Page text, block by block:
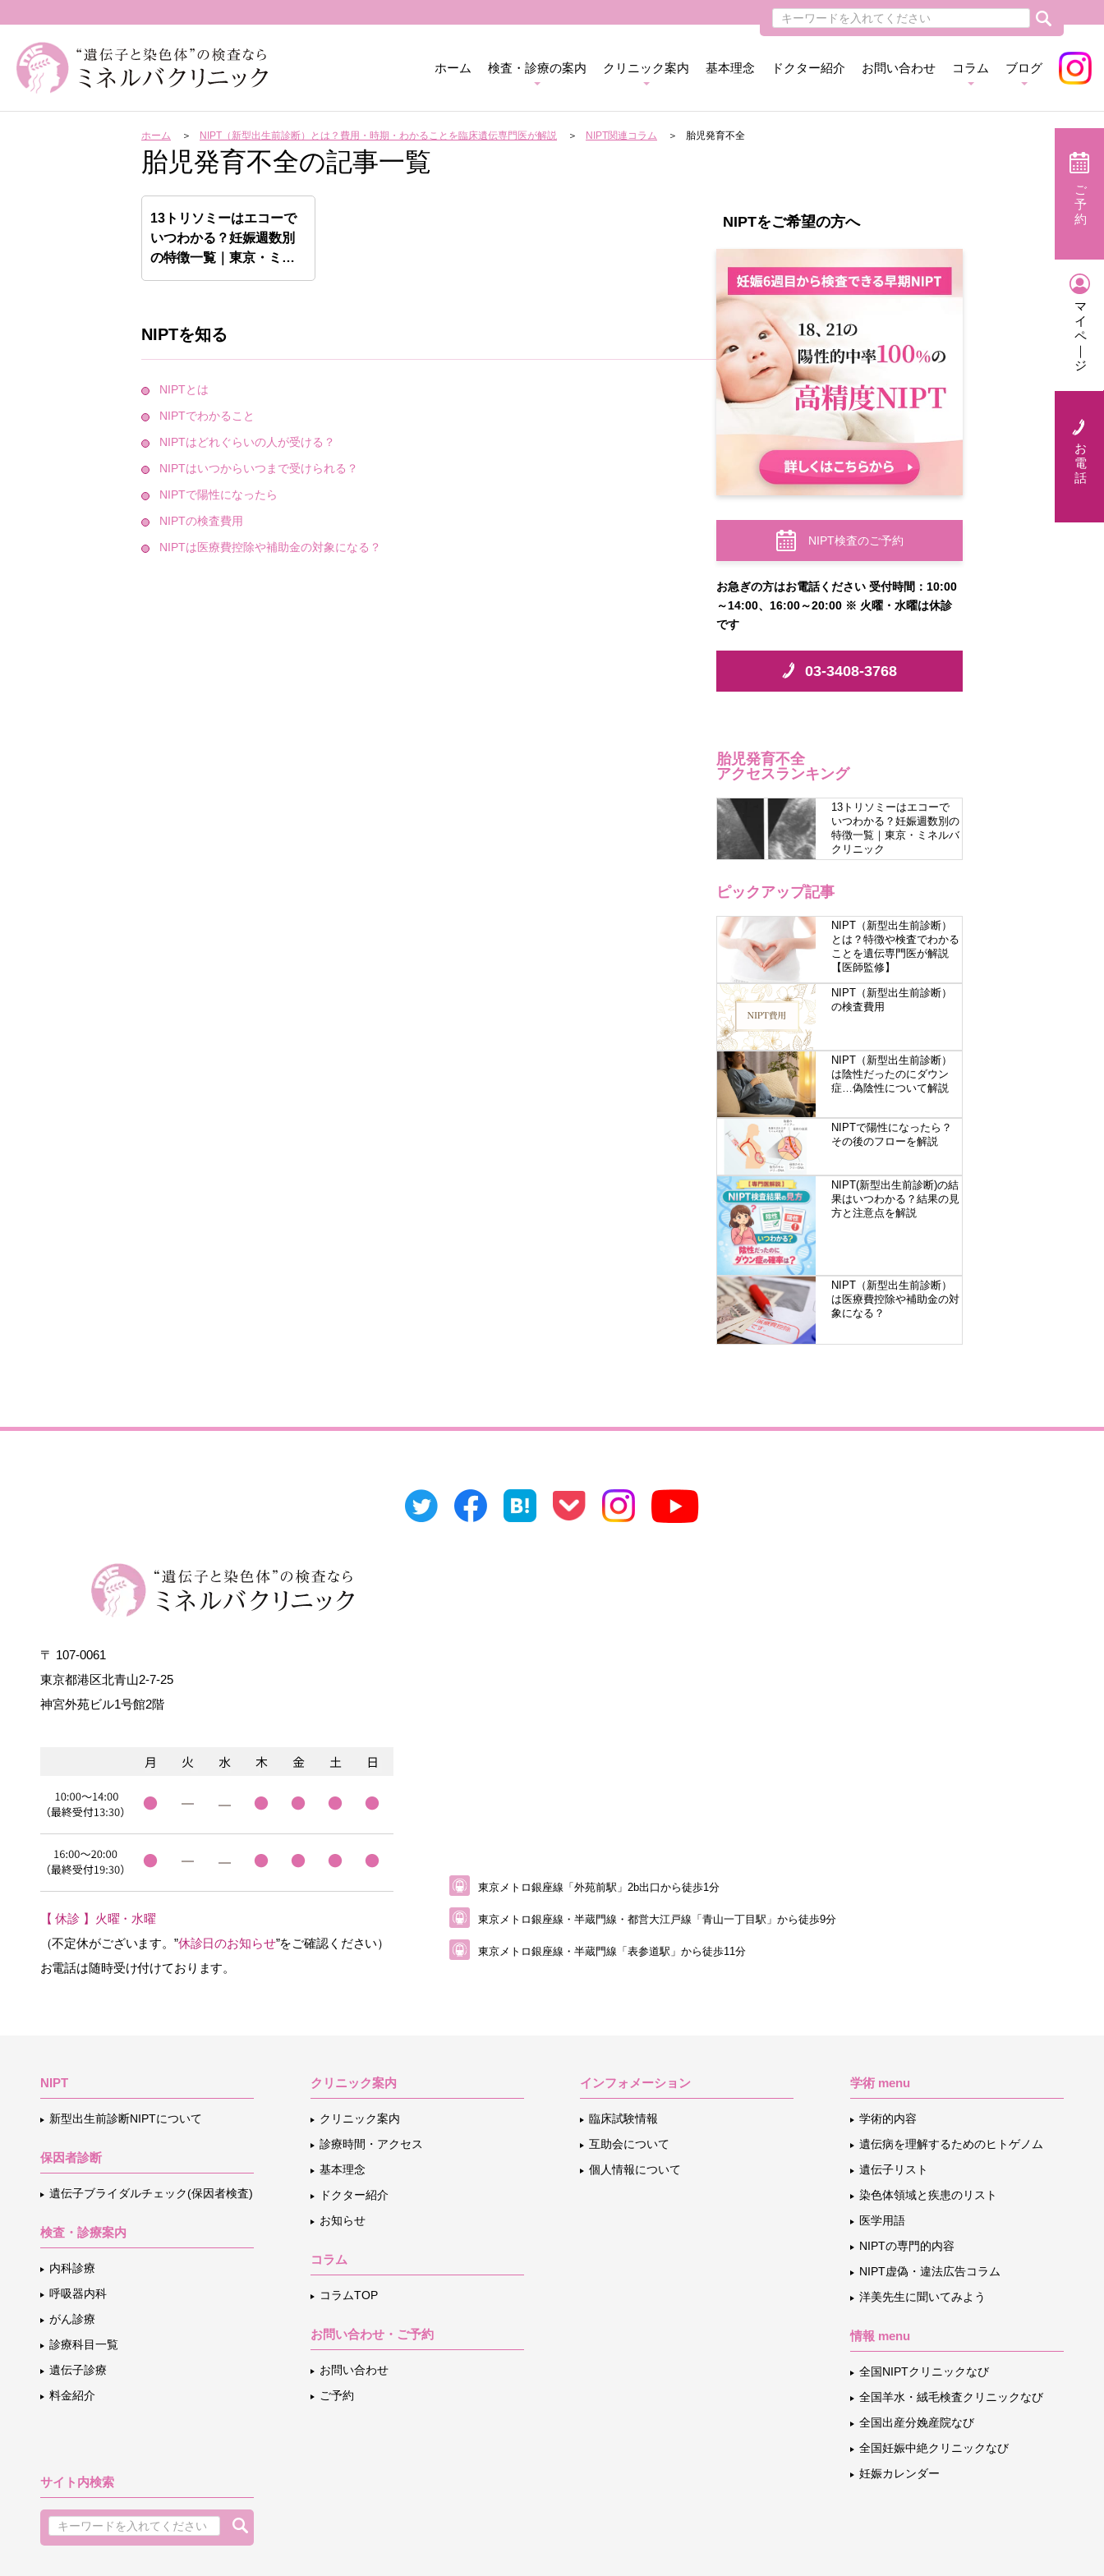
ホーム 検査・診療の案内 クリニック案内 基本理念 ドクター紹介 お問い合わせ コラム ブログ
ホーム NIPT（新型出生前診断）とは？費用・時期・わかることを臨床遺伝専門医が解説 NIPT関連コラム 胎児発育不全
胎児発育不全の記事一覧
13トリソミーはエコーで
いつわかる？妊娠週数別
の特徴一覧｜東京・ミネ
ル…
NIPTを知る
NIPTとは
NIPTでわかること
NIPTはどれぐらいの人が受ける？
NIPTはいつからいつまで受けられる？
NIPTで陽性になったら
NIPTの検査費用
NIPTは医療費控除や補助金の対象になる？
NIPTをご希望の方へ
NIPT検査のご予約
お急ぎの方はお電話ください 受付時間：10:00
～14:00、16:00～20:00 ※ 火曜・水曜は休診
です
03-3408-3768
胎児発育不全
アクセスランキング
13トリソミーはエコーで
いつわかる？妊娠週数別の
特徴一覧｜東京・ミネルバ
クリニック
ピックアップ記事
NIPT（新型出生前診断）
とは？特徴や検査でわかる
ことを遺伝専門医が解説
【医師監修】
NIPT（新型出生前診断）
の検査費用
NIPT（新型出生前診断）
は陰性だったのにダウン
症…偽陰性について解説
NIPTで陽性になったら？
その後のフローを解説
NIPT(新型出生前診断)の結
果はいつわかる？結果の見
方と注意点を解説
NIPT（新型出生前診断）
は医療費控除や補助金の対
象になる？
〒 107-0061
東京都港区北青山2-7-25
神宮外苑ビル1号館2階
【 休診 】火曜・水曜
（不定休がございます。”休診日のお知らせ”をご確認ください）
お電話は随時受け付けております。
東京メトロ銀座線「外苑前駅」2b出口から徒歩1分
東京メトロ銀座線・半蔵門線・都営大江戸線 「青山一丁目駅」から徒歩9分
東京メトロ銀座線・半蔵門線「表参道駅」から徒歩11分
NIPT
新型出生前診断NIPTについて
保因者診断
遺伝子ブライダルチェック(保因者検査)
検査・診療案内
内科診療
呼吸器内科
がん診療
診療科目一覧
遺伝子診療
料金紹介
サイト内検索
クリニック案内
クリニック案内
診療時間・アクセス
基本理念
ドクター紹介
お知らせ
コラム
コラムTOP
お問い合わせ・ご予約
お問い合わせ
ご予約
インフォメーション
臨床試験情報
互助会について
個人情報について
学術 menu
学術的内容
遺伝病を理解するためのヒトゲノム
遺伝子リスト
染色体領域と疾患のリスト
医学用語
NIPTの専門的内容
NIPT虚偽・違法広告コラム
洋美先生に聞いてみよう
情報 menu
全国NIPTクリニックなび
全国羊水・絨毛検査クリニックなび
全国出産分娩産院なび
全国妊娠中絶クリニックなび
妊娠カレンダー
ご
予
約
マ
イ
ペ
｜
ジ
お
電
話